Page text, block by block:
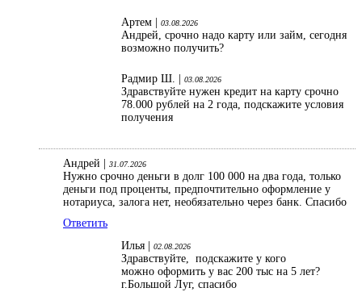
Артем | 03.08.2026
Андрей, срочно надо карту или займ, сегодня
возможно получить?
Радмир Ш. | 03.08.2026
Здравствуйте нужен кредит на карту срочно
78.000 рублей на 2 года, подскажите условия
получения
Андрей | 31.07.2026
Нужно срочно деньги в долг 100 000 на два года, только
деньги под проценты, предпочтительно оформление у
нотариуса, залога нет, необязательно через банк. Спасибо
Ответить
Илья |
02.08.2026
Здравствуйте, подскажите у кого
можно оформить у вас 200 тыс на 5 лет?
г.Большой Луг, спасибо